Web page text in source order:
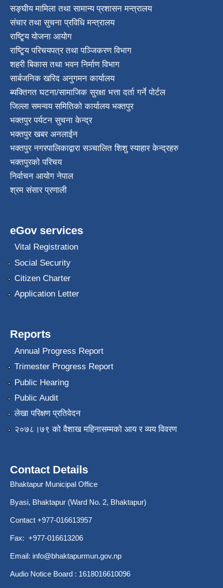
सङ्घीय मामिला तथा सामान्य प्रशासन मन्त्रालय
संचार तथा सुचना प्रविधि मन्त्रालय
राष्टि्ृय योजना आयोग
राष्टि्ृय परिचयपत्र तथा पञ्जिकरण विभाग
शहरी बिकास तथा भवन निर्माण विभाग
सार्बजनिक खरिद अनुगमन कार्यालय
ब्यक्तिगत घटना/सामाजिक सुरक्षा भत्ता दर्ता गर्ने पोर्टल
जिल्ला समन्वय समितिको कार्यालय भक्तपुर
भक्तपुर पर्यटन सुचना केन्द्र
भक्तपुर खबर अनलाईन
भक्तपुर नगरपालिकाद्वारा सञ्चालित शिशु स्याहार केन्द्रहरु
भक्तपुरकाे परिचय
निर्वाचन आयोग नेपाल
श्रम संसार प्रणाली
eGov services
Vital Registration
Social Security
Citizen Charter
Application Letter
Reports
Annual Progress Report
Trimester Progress Report
Public Hearing
Public Audit
लेखा परिक्षण प्रतिवेदन
२०७८।७९ को वैशाख महिनासम्मको आय र व्यय विवरण
Contact Details
Bhaktapur Municipal Office
Byasi, Bhaktapur (Ward No. 2, Bhaktapur)
Contact +977-016613957
Fax: +977-016613206
Email: info@bhaktapurmun.gov.np
Audio Notice Board : 1618016610096